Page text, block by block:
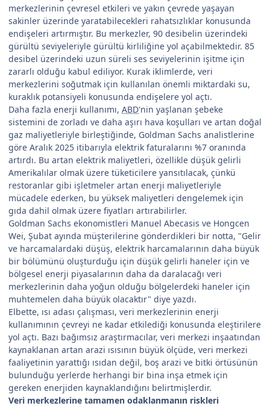
merkezlerinin çevresel etkileri ve yakın çevrede yaşayan
sakinler üzerinde yaratabilecekleri rahatsızlıklar konusunda
endişeleri artırmıştır. Bu merkezler, 90 desibelin üzerindeki
gürültü seviyeleriyle gürültü kirliliğine yol açabilmektedir. 85
desibel üzerindeki uzun süreli ses seviyelerinin işitme için
zararlı olduğu kabul ediliyor. Kurak iklimlerde, veri
merkezlerini soğutmak için kullanılan önemli miktardaki su,
kuraklık potansiyeli konusunda endişelere yol açtı.
Daha fazla enerji kullanımı, ABD'nin yaşlanan şebeke
sistemini de zorladı ve daha aşırı hava koşulları ve artan doğal
gaz maliyetleriyle birleştiğinde, Goldman Sachs analistlerine
göre Aralık 2025 itibarıyla elektrik faturalarını %7 oranında
artırdı. Bu artan elektrik maliyetleri, özellikle düşük gelirli
Amerikalılar olmak üzere tüketicilere yansıtılacak, çünkü
restoranlar gibi işletmeler artan enerji maliyetleriyle
mücadele ederken, bu yüksek maliyetleri dengelemek için
gıda dahil olmak üzere fiyatları artırabilirler.
Goldman Sachs ekonomistleri Manuel Abecasis ve Hongcen
Wei, Şubat ayında müşterilerine gönderdikleri bir notta, "Gelir
ve harcamalardaki düşüş, elektrik harcamalarının daha büyük
bir bölümünü oluşturduğu için düşük gelirli haneler için ve
bölgesel enerji piyasalarının daha da daralacağı veri
merkezlerinin daha yoğun olduğu bölgelerdeki haneler için
muhtemelen daha büyük olacaktır" diye yazdı.
Elbette, ısı adası çalışması, veri merkezlerinin enerji
kullanımının çevreyi ne kadar etkilediği konusunda eleştirilere
yol açtı. Bazı bağımsız araştırmacılar, veri merkezi inşaatından
kaynaklanan artan arazi ısısının büyük ölçüde, veri merkezi
faaliyetinin yarattığı ısıdan değil, boş arazi ve bitki örtüsünün
bulunduğu yerlerde herhangi bir bina inşa etmek için
gereken enerjiden kaynaklandığını belirtmişlerdir.
Veri merkezlerine tamamen odaklanmanın riskleri